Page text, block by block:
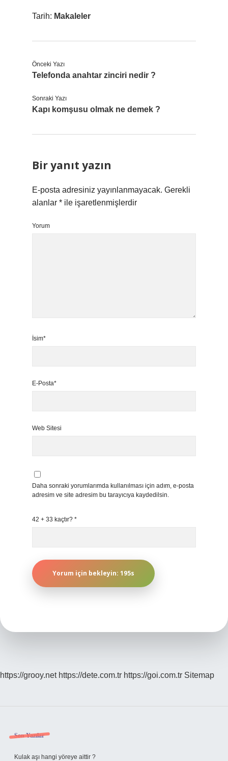
Tarih: Makaleler
Önceki Yazı
Telefonda anahtar zinciri nedir ?
Sonraki Yazı
Kapı komşusu olmak ne demek ?
Bir yanıt yazın
E-posta adresiniz yayınlanmayacak. Gerekli
alanlar * ile işaretlenmişlerdir
Yorum
İsim*
E-Posta*
Web Sitesi
Daha sonraki yorumlarımda kullanılması için adım, e-posta
adresim ve site adresim bu tarayıcıya kaydedilsin.
42 + 33 kaçtır? *
https://grooy.net https://dete.com.tr https://goi.com.tr Sitemap
Sidebar
Son Yazılar
Kulak aşı hangi yöreye aittir ?